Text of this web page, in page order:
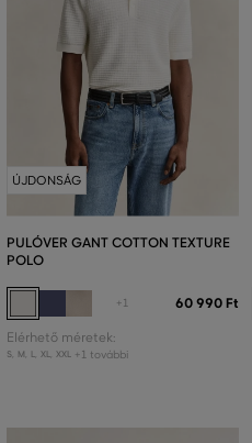
ÚJDONSÁG
PULÓVER GANT COTTON TEXTURE
POLO
+1 60 990 Ft
Elérhető méretek:
S, M L, XL, XXL +1 további